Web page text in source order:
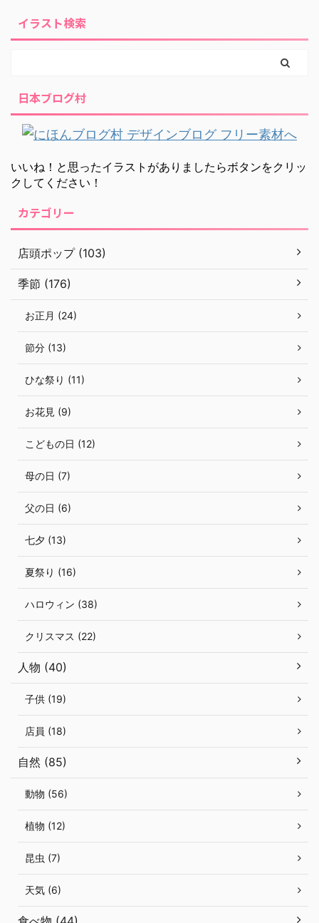
イラスト検索
日本ブログ村
いいね！と思ったイラストがありましたらボタンをクリッ
クしてください！
カテゴリー
店頭ポップ (103)
季節 (176)
お正月 (24)
節分 (13)
ひな祭り (11)
お花見 (9)
こどもの日 (12)
母の日 (7)
父の日 (6)
七夕 (13)
夏祭り (16)
ハロウィン (38)
クリスマス (22)
人物 (40)
子供 (19)
店員 (18)
自然 (85)
動物 (56)
植物 (12)
昆虫 (7)
天気 (6)